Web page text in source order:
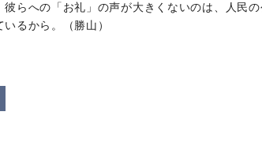
彼らへの「お礼」の声が大きくないのは、人民
るから。（勝山）